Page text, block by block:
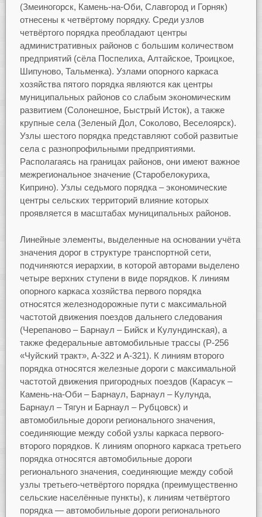
(Змеиногорск, Камень-на-Оби, Славгород и Горняк)
отнесены к четвёртому порядку. Среди узлов
четвёртого порядка преобладают центры
административных районов с большим количеством
предприятий (сёла Поспелиха, Алтайское, Троицкое,
Шипуново, Тальменка). Узлами опорного каркаса
хозяйства пятого порядка являются как центры
муниципальных районов со слабым экономическим
развитием (Солонешное, Быстрый Исток), а также
крупные села (Зеленый Дол, Соколово, Веселоярск).
Узлы шестого порядка представляют собой развитые
села с разнопрофильными предприятиями.
Располагаясь на границах районов, они имеют важное
межрегиональное значение (Старобелокуриха,
Киприно). Узлы седьмого порядка – экономические
центры сельских территорий влияние которых
проявляется в масштабах муниципальных районов.
Линейные элементы, выделенные на основании учёта
значения дорог в структуре транспортной сети,
подчиняются иерархии, в которой авторами выделено
четыре верхних ступени в виде порядков. К линиям
опорного каркаса хозяйства первого порядка
относятся железнодорожные пути с максимальной
частотой движения поездов дальнего следования
(Черепаново – Барнаул – Бийск и Кулундинская), а
также федеральные автомобильные трассы (Р-256
«Чуйский тракт», А-322 и А-321). К линиям второго
порядка относятся железные дороги с максимальной
частотой движения пригородных поездов (Карасук –
Камень-на-Оби – Барнаул, Барнаул – Кулунда,
Барнаул – Тягун и Барнаул – Рубцовск) и
автомобильные дороги регионального значения,
соединяющие между собой узлы каркаса первого-
второго порядков. К линиям опорного каркаса третьего
порядка относятся автомобильные дороги
регионального значения, соединяющие между собой
узлы третьего-четвёртого порядка (преимущественно
сельские населённые пункты), к линиям четвёртого
порядка — автомобильные дороги регионального